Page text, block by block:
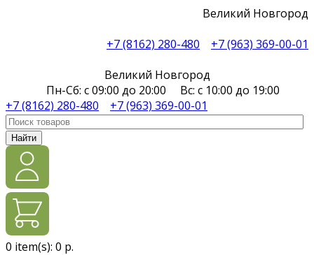
Великий Новгород
+7 (8162) 280-480
+7 (963) 369-00-01
Великий Новгород
Пн-Сб: с 09:00 до 20:00 Вс: с 10:00 до 19:00
+7 (8162) 280-480
+7 (963) 369-00-01
Найти
0 item(s): 0 р.